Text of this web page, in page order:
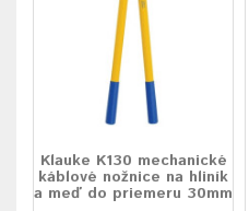
Klauke K130 mechanické
káblové nožnice na hliník
a meď do priemeru 30mm